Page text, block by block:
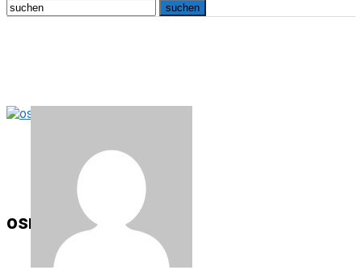
osna.live